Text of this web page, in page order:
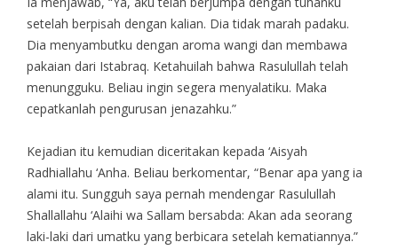
setelah berpisah dengan kalian. Dia tidak marah padaku.
Dia menyambutku dengan aroma wangi dan membawa
pakaian dari Istabraq. Ketahuilah bahwa Rasulullah telah
menungguku. Beliau ingin segera menyalatiku. Maka
cepatkanlah pengurusan jenazahku.”
Kejadian itu kemudian diceritakan kepada ‘Aisyah
Radhiallahu ‘Anha. Beliau berkomentar, “Benar apa yang ia
alami itu. Sungguh saya pernah mendengar Rasulullah
Shallallahu ‘Alaihi wa Sallam bersabda: Akan ada seorang
laki-laki dari umatku yang berbicara setelah kematiannya.”